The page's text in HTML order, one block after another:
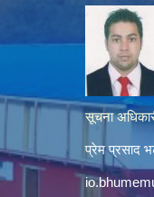
सूचना
प्रेम प्रसाद